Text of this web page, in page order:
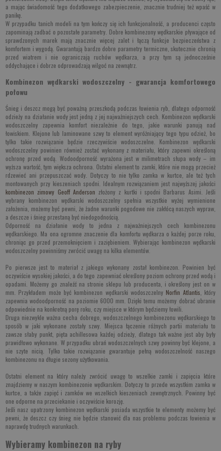
a mając świadomość tego dodatkowego zabezpieczenie, znacznie trudniej też wpaść w
panikę.
W przypadku tanich modeli na tym kończy się ich funkcjonalność, a producenci często
zapominają zadbać o pozostałe parametry. Dobre kombinezony wędkarskie pływające od
sprawdzonych marek mają znacznie więcej zalet i łączą funkcje bezpieczeństwa z
komfortem i wygodą. Gwarantują bardzo dobre parametry termiczne, skutecznie chronią
przed wiatrem i nie ograniczają ruchów wędkarza, a przy tym są jednocześnie
oddychające i dobrze odprowadzają wilgoć na zewnątrz.
Kombinezon wędkarski wodoszczelny - gwarancja komfortowego
połowu
Śnieg i deszcz mogą być poważną przeszkodą podczas łowienia ryb, dlatego odporność
odzieży na działanie wody jest jedną z jej najważniejszych cech. Kombinezon wędkarski
wodoszczelny zapewnia komfort niezależnie do tego, jakie warunki panują nad
łowiskiem. Klejone lub laminowane szwy to element wyróżniający tego typu odzież, bo
tylko takie rozwiązanie będzie rzeczywiście wodoszczelne. Kombinezon wędkarski
wodoszczelny powinien również zostać wykonany z materiału, który zapewni określoną
ochronę przed wodą. Wodoodporność wyrażona jest w milimetrach słupa wody – im
wyższa wartość, tym większa ochrona. Ostatni element to zamki, które nie mogą przecież
rdzewieć ani przepuszczać wody. Dotyczy to nie tylko zamka w kurtce, ale też tych
montowanych przy kieszeniach spodni. Idealnym rozwiązaniem jest najwyższej jakości
kombinezon zimowy Geoff Anderson złożony z kurtki i spodni Barbarus Asimi. Jeśli
wybrany kombinezon wędkarski wodoszczelny spełnia wszystkie wyżej wymienione
założenia, możemy być pewni, że żadne warunki pogodowe nie zakłócą naszych wypraw,
a deszcze i śnieg przestaną być niedogodnością.
Odporność na działanie wody to jedna z najważniejszych cech kombinezonu
wędkarskiego. Ma ona ogromne znaczenie dla komfortu wędkarza o każdej porze roku,
chroniąc go przed przemoknięciem i zaziębieniem. Wybierając kombinezon wędkarski
wodoszczelny powinniśmy zwrócić uwagę na kilka elementów.
Po pierwsze jest to materiał z jakiego wykonany został kombinezon. Powinien być
oczywiście wysokiej jakości, a do tego zapewniać określony poziom ochrony przed wodą i
opadami. Możemy go znaleźć na stronie sklepu lub producenta, i określony jest on w
mm. Przykładem może być kombinezon wędkarski wodoszczelny Norfin Atlantis , który
zapewnia wodoodporność na poziomie 6000 mm. Dzięki temu możemy dobrać ubranie
odpowiednie na konkretną porę roku, czy miejsce w którym będziemy łowili.
Druga niezwykle ważna cecha dobrego, wodoszczelnego kombinezonu wędkarskiego to
sposób w jaki wykonane zostały szwy. Miejsca łączenie różnych partii materiału to
zawsze słaby punkt, pięta achillesowa każdej odzieży, dlatego tak ważne jest aby były
prawidłowo wykonane. W przypadku ubrań wodoszczelnych szwy powinny być klejone, a
nie szyte nicią. Tylko takie rozwiązanie gwarantuje pełną wodoszczelność naszego
kombinezonu na długie sezony użytkowania.
Ostatni element na który należy zwrócić uwagę to wszelkie zamki i zapięcia które
znajdziemy w naszym kombinezonie wędkarskim. Dotyczy to przede wszystkim zamka w
kurtce, a także zapięć i zamków we wszelkich kieszeniach zewnętrznych. Powinny być
one odporne na przeciekanie i oczywiście korozję.
Jeśli nasz upatrzony kombinezon wędkarski posiada wszystkie te elementy możemy być
pewni, że deszcz czy śnieg nie będzie stanowić dla nas problemu podczas łowienia w
naprawdę trudnych warunkach.
Wybieramy kombinezon na ryby